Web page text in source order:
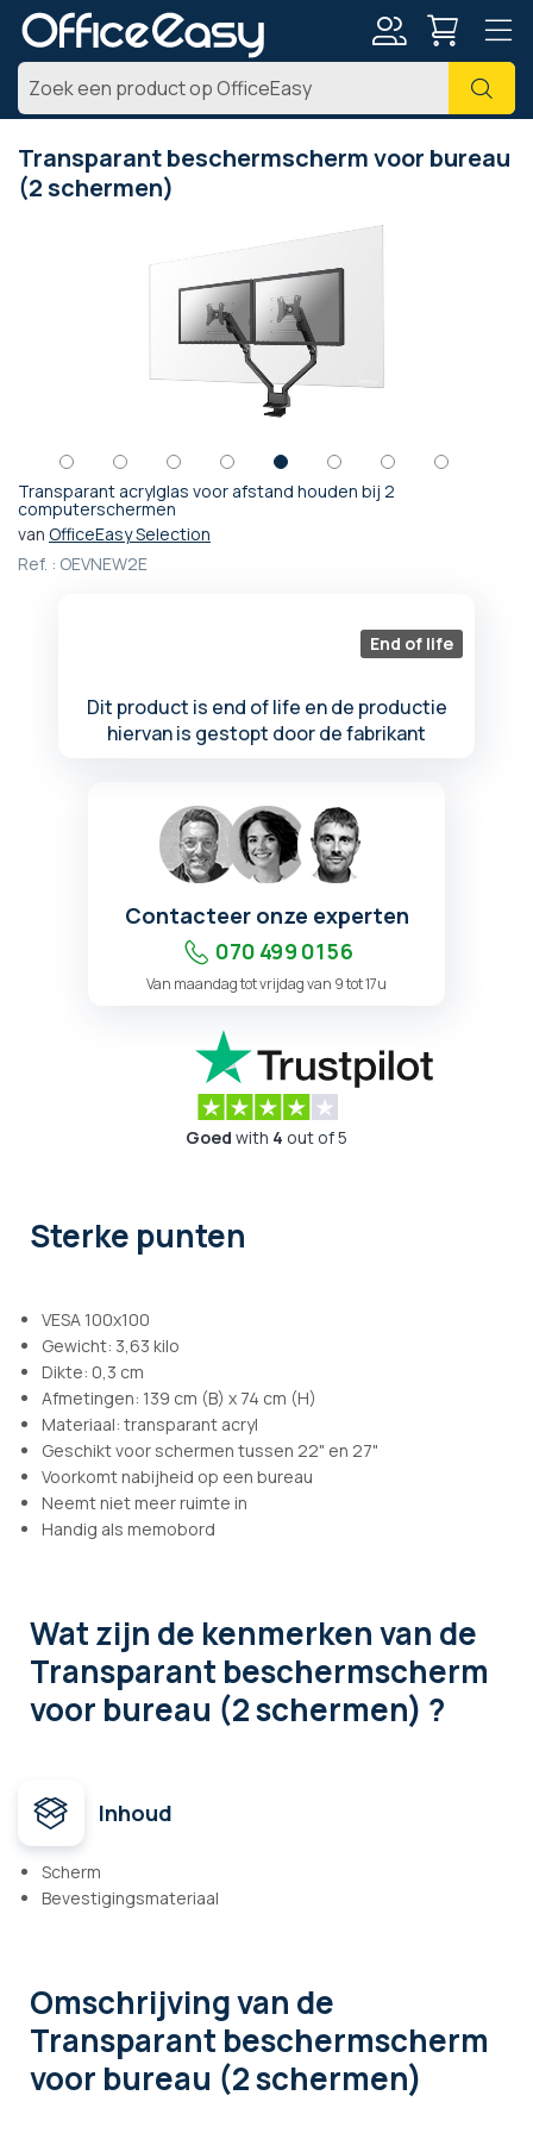
Zoek
Transparant beschermscherm voor bureau
(2 schermen)
Transparant acrylglas voor afstand houden bij 2
computerschermen
van OfficeEasy Selection
Ref. : OEVNEW2E
End of life
Dit product is end of life en de productie
hiervan is gestopt door de fabrikant
Ga
naar
begin
Contacteer onze experten
070 499 01 56
Van maandag tot vrijdag van 9 tot 17u
Goed with 4 out of 5
Sterke punten
VESA 100x100
Gewicht: 3,63 kilo
Dikte: 0,3 cm
Afmetingen: 139 cm (B) x 74 cm (H)
Materiaal: transparant acryl
Geschikt voor schermen tussen 22" en 27"
Voorkomt nabijheid op een bureau
Neemt niet meer ruimte in
Handig als memobord
Wat zijn de kenmerkenvan de
Transparant beschermscherm
voor bureau (2 schermen) ?
Inhoud
Scherm
Bevestigingsmateriaal
Omschrijvingvan de
Transparant beschermscherm
voor bureau (2 schermen)